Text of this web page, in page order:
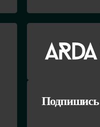
Подпишись